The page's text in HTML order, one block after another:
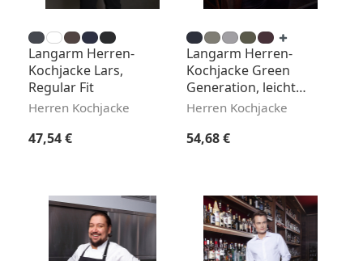
Langarm Herren-
Kochjacke Lars,
Regular Fit
Herren Kochjacke
Regulärer Preis:
47,54 €
Langarm Herren-
Kochjacke Green
Generation, leicht
tailliert
Herren Kochjacke
Regulärer Preis:
54,68 €